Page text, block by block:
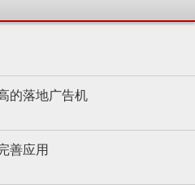
的落地广告机
善应用